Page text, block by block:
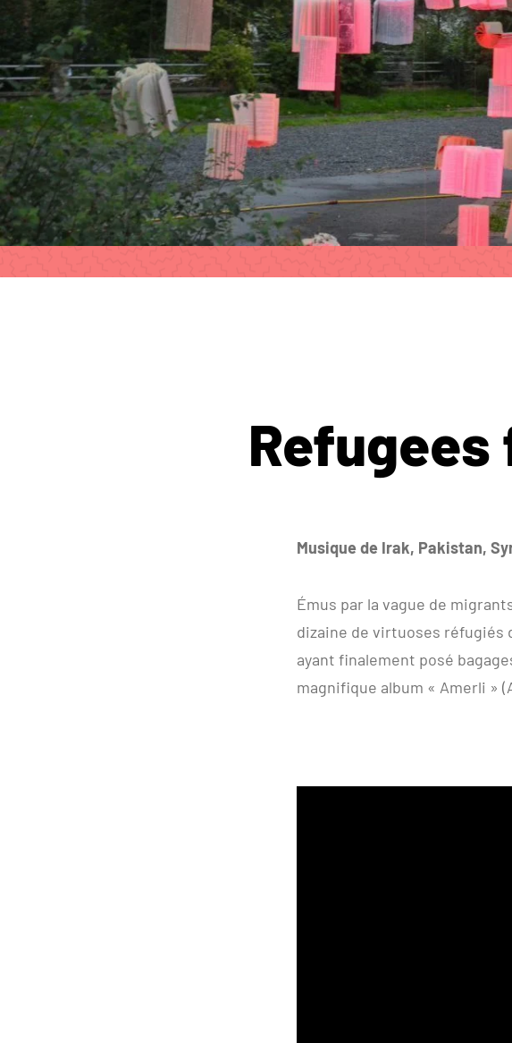
Refugees
Musique de Irak, Pakistan,
Émus par la vague de
dizaine de virtuoses réfugiés
ayant finalement posé
magnifique album « Amerli »